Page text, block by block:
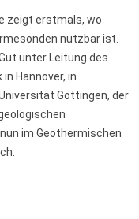
zeigt erstmals, wo
nutzbar ist.
unter Leitung des
Hannover, in
Göttingen, der
im Geothermischen